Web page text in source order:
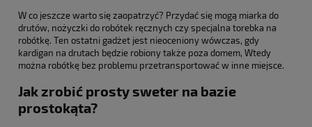
W co jeszcze warto się zaopatrzyć? Przydać się mogą miarka do
drutów, nożyczki do robótek ręcznych czy specjalna torebka na
robótkę. Ten ostatni gadżet jest nieoceniony wówczas, gdy
kardigan na drutach będzie robiony także poza domem, Wtedy
można robótkę bez problemu przetransportować w inne miejsce.
Jak zrobić prosty sweter na bazie
prostokąta?